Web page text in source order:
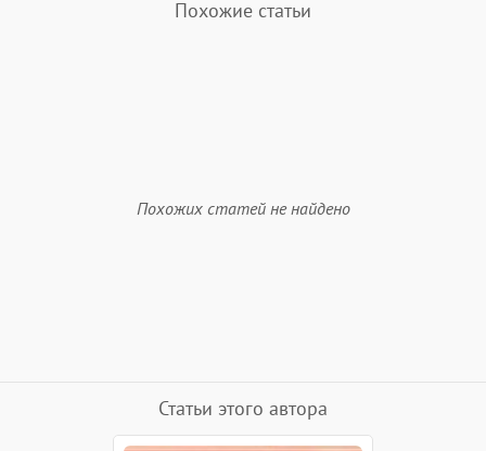
Похожие статьи
Похожих статей не найдено
Статьи этого автора